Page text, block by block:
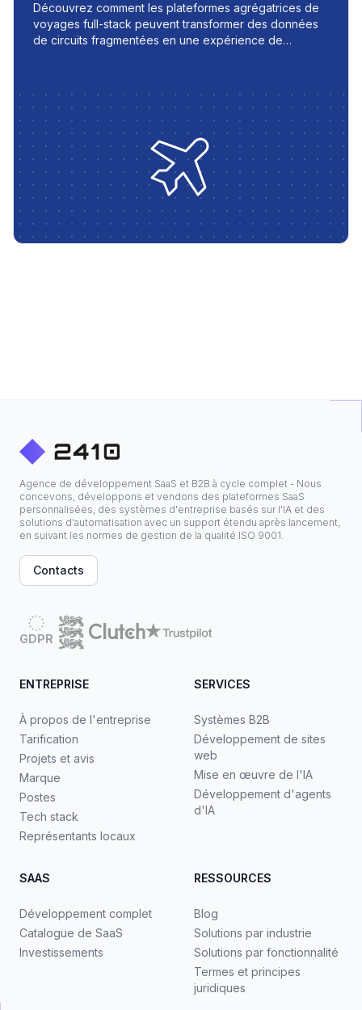
Découvrez comment les plateformes agrégatrices de
voyages full-stack peuvent transformer des données
de circuits fragmentées en une expérience de
modernes.
Agence de développement SaaS et B2B à cycle complet - Nous
concevons, développons et vendons des plateformes SaaS
personnalisées, des systèmes d'entreprise basés sur l'IA et des
solutions d'automatisation avec un support étendu après lancement,
en suivant les normes de gestion de la qualité ISO 9001.
Contacts
GDPR
ENTREPRISE
À propos de l'entreprise
Tarification
Projets et avis
Marque
Postes
Tech stack
Représentants locaux
SERVICES
Systèmes B2B
Développement de sites
web
Mise en œuvre de l'IA
Développement d'agents
d'IA
SAAS
Développement complet
Catalogue de SaaS
Investissements
RESSOURCES
Blog
Solutions par industrie
Solutions par fonctionnalité
Termes et principes
juridiques